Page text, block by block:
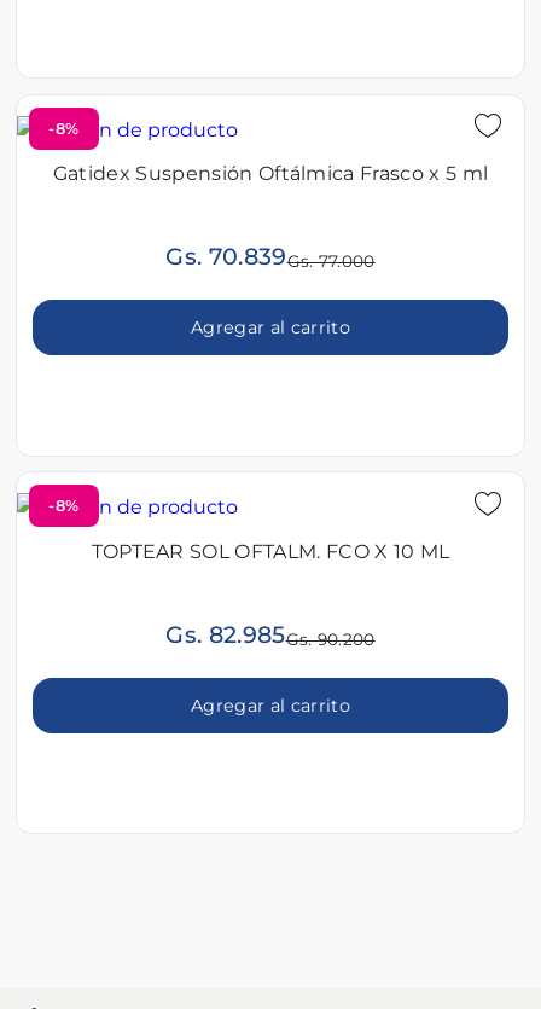
-8%
Gatidex Suspensión Oftálmica Frasco x 5 ml
Gs. 70.839Gs. 77.000
Agregar al carrito
-8%
TOPTEAR SOL OFTALM. FCO X 10 ML
Gs. 82.985Gs. 90.200
Agregar al carrito